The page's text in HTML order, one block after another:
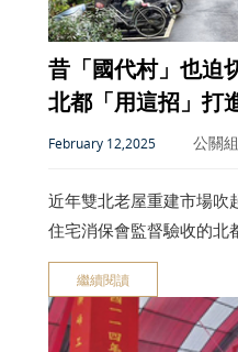
昔「國代村」也
北都「用這招」打
February 12,2025 公關組
近年雙北老屋重建市場吹
住宅消保會監督驗收的北
監督獲得地主信任，也反
協助重建的迫切需求。
繼續閱讀